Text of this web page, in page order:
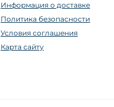
Информация о доставке
Политика безопасности
Условия соглашения
Карта сайту